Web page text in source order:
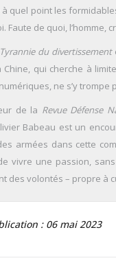
à quel point les
Faute de quoi,
du divertissement
Chine, qui cherche à
ne s’y trompe
de la Revue Défense
Babeau est un
armées dans cette
vivre une passion,
des volontés – propre à
: 06 mai 2023